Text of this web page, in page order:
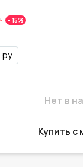
- 15%
Нет в
Купить